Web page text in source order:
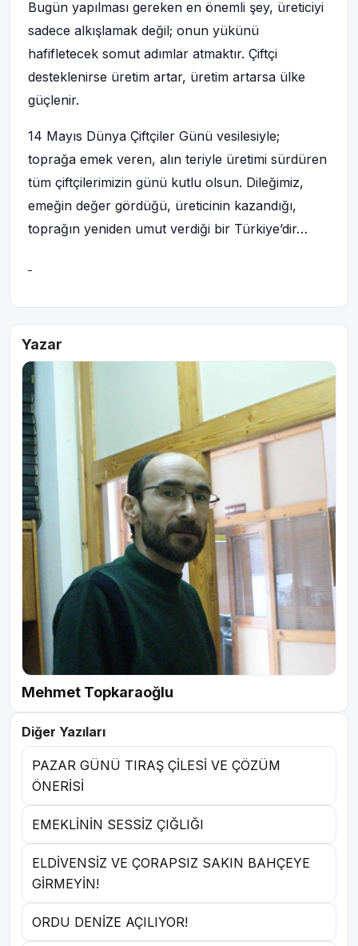
Bugün yapılması gereken en önemli şey, üreticiyi
sadece alkışlamak değil; onun yükünü
hafifletecek somut adımlar atmaktır. Çiftçi
desteklenirse üretim artar, üretim artarsa ülke
güçlenir.
14 Mayıs Dünya Çiftçiler Günü vesilesiyle;
toprağa emek veren, alın teriyle üretimi sürdüren
tüm çiftçilerimizin günü kutlu olsun. Dileğimiz,
emeğin değer gördüğü, üreticinin kazandığı,
toprağın yeniden umut verdiği bir Türkiye’dir…
Yazar
Mehmet Topkaraoğlu
Diğer Yazıları
PAZAR GÜNÜ TIRAŞ ÇİLESİ VE ÇÖZÜM
ÖNERİSİ
EMEKLİNİN SESSİZ ÇIĞLIĞI
ELDİVENSİZ VE ÇORAPSIZ SAKIN BAHÇEYE
GİRMEYİN!
ORDU DENİZE AÇILIYOR!